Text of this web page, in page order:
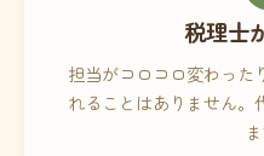
税理士
担当がコロコロ変わった
れることはありません。